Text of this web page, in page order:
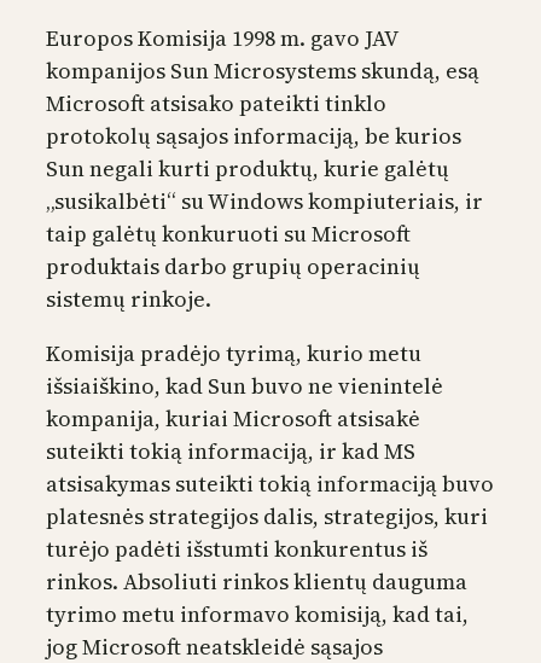
Europos Komisija 1998 m. gavo JAV
kompanijos Sun Microsystems skundą, esą
Microsoft atsisako pateikti tinklo
protokolų sąsajos informaciją, be kurios
Sun negali kurti produktų, kurie galėtų
„susikalbėti“ su Windows kompiuteriais, ir
taip galėtų konkuruoti su Microsoft
produktais darbo grupių operacinių
sistemų rinkoje.
Komisija pradėjo tyrimą, kurio metu
išsiaiškino, kad Sun buvo ne vienintelė
kompanija, kuriai Microsoft atsisakė
suteikti tokią informaciją, ir kad MS
atsisakymas suteikti tokią informaciją buvo
platesnės strategijos dalis, strategijos, kuri
turėjo padėti išstumti konkurentus iš
rinkos. Absoliuti rinkos klientų dauguma
tyrimo metu informavo komisiją, kad tai,
jog Microsoft neatskleidė sąsajos